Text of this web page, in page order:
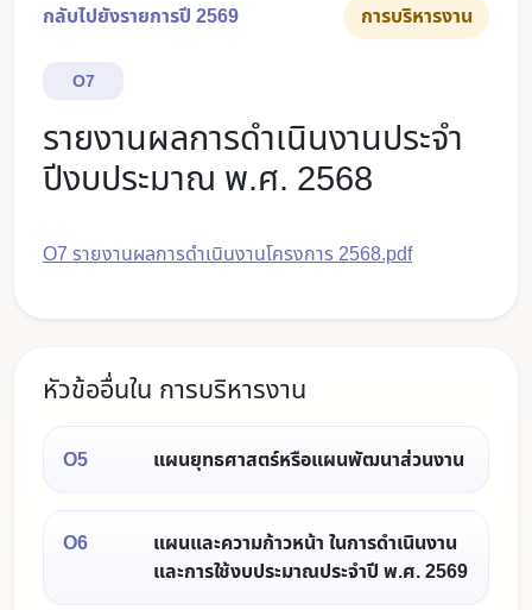
กลับไปยังรายการปี 2569 การบริหารงาน
O7
รายงานผลการดำเนินงานประจำ
ปีงบประมาณ พ.ศ. 2568
O7 รายงานผลการดำเนินงานโครงการ 2568.pdf
หัวข้ออื่นใน การบริหารงาน
O5 แผนยุทธศาสตร์หรือแผนพัฒนาส่วนงาน
O6
แผนและความก้าวหน้า ในการดำเนินงาน
และการใช้งบประมาณประจำปี พ.ศ. 2569